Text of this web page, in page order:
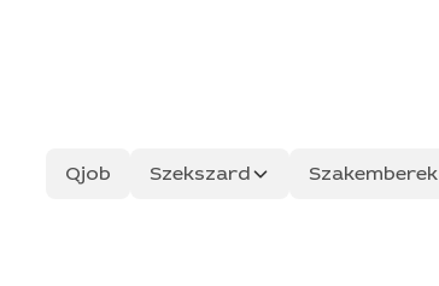
Qjob Szekszard Szakemberek